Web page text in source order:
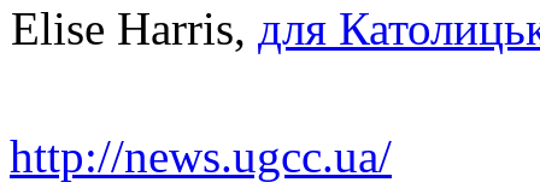
Elise Harris, для
http://news.ugcc.ua/